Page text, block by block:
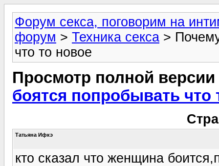
Форум секса, поговорим на
форум > Техника секса >
что то новое
Просмотр полной
боятся попробывать что
Татьяна Ифкэ
кто сказал что женщина